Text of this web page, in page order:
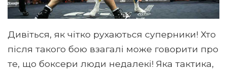
Дивіться, як чітко рухаються суперники! Хто
після такого бою взагалі може говорити про
те, що боксери люди недалекі! Яка тактика,